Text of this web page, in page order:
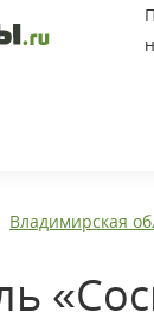
Владимирская